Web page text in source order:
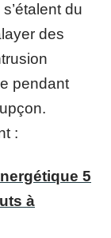
s’étalent du
des
pendant
:
5
à